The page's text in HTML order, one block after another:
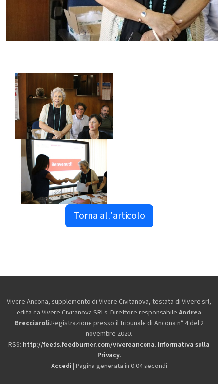
Torna all'articolo
Vivere Ancona, supplemento di Vivere Civitanova, testata di Vivere srl,
edita da Vivere Civitanova SRLs. Direttore responsabile Andrea
Brecciaroli.Registrazione presso il tribunale di Ancona n° 4 del 2
novembre 2020.
RSS: http://feeds.feedburner.com/vivereancona. Informativa sulla
Privacy.
Accedi | Pagina generata in 0.04 secondi